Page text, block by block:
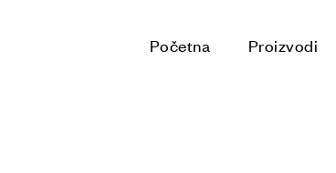
Početna Proizvodi